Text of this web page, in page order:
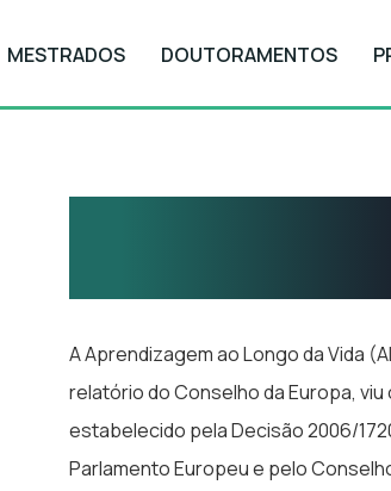
MESTRADOS DOUTORAMENTOS
A Aprendizagem ao Longo da Vida
relatório do Conselho da Europa,
estabelecido pela Decisão 2006/
Parlamento Europeu e pelo